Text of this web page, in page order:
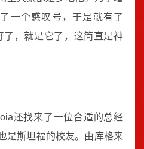
一个感叹号，于是就有了
了，就是它了，这简直是神
还找来了一位合适的总经
斯坦福的校友。由库格来